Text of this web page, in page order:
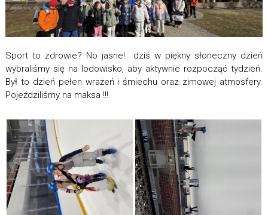
Sport to zdrowie? No jasne! dziś w piękny słoneczny dzień
wybraliśmy się na lodowisko, aby aktywnie rozpocząć tydzień.
Był to dzień pełen wrażeń i śmiechu oraz zimowej atmosfery.
Pojeździliśmy na maksa !!!